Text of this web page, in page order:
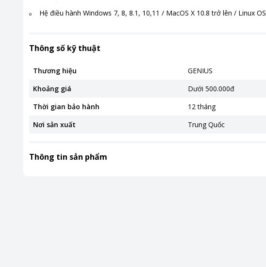
Hệ điều hành Windows 7, 8, 8.1, 10,11 / MacOS X 10.8 trở lên / Linux OS
Thông số kỹ thuật
Thương hiệu
GENIUS
Khoảng giá
Dưới 500.000đ
Thời gian bảo hành
12 tháng
Nơi sản xuất
Trung Quốc
Thông tin sản phẩm